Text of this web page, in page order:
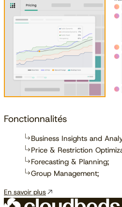
Fonctionnalités
Business Insights and
Price & Restriction
Forecasting & Planning;
Group Management;
En savoir plus